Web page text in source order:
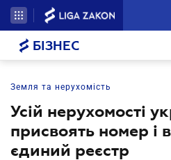
БІЗНЕС
Земля та нерухомість
Усій нерухомості
присвоять номер і
єдиний реєстр